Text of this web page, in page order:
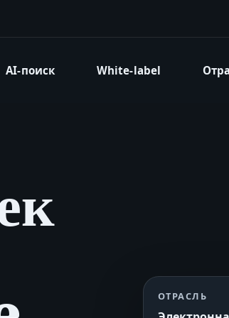
AI-поиск White-label
ОТРАСЛЬ